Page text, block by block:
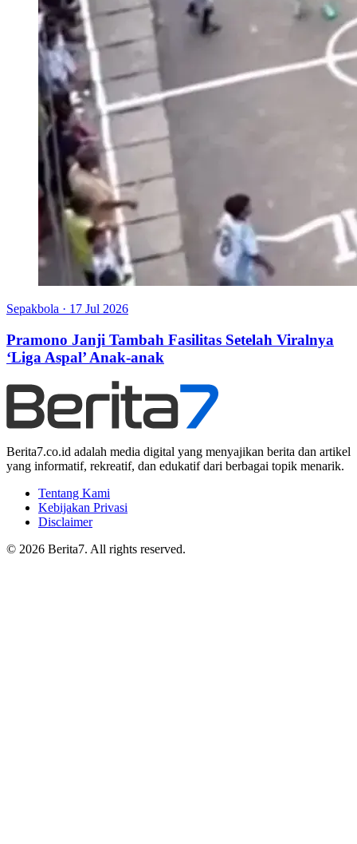
Sepakbola · 17 Jul 2026
Pramono Janji Tambah Fasilitas Setelah Viralnya
‘Liga Aspal’ Anak-anak
Berita7.co.id adalah media digital yang menyajikan berita dan artikel
yang informatif, rekreatif, dan edukatif dari berbagai topik menarik.
Tentang Kami
Kebijakan Privasi
Disclaimer
© 2026 Berita7. All rights reserved.